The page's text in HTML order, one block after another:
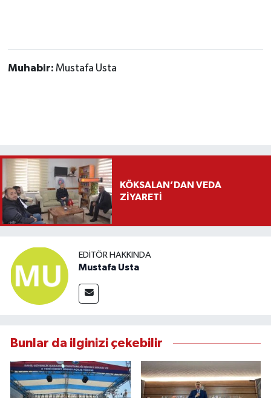
Muhabir: Mustafa Usta
KÖKSALAN’DAN VEDA
ZİYARETİ
EDITÖR HAKKINDA
Mustafa Usta
Bunlar da ilginizi çekebilir